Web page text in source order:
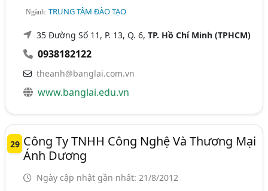
Ngành:TRUNG TÂM ĐÀO TẠO
35 Đường Số 11, P. 13, Q. 6,TP. Hồ Chí Minh (TPHCM)
0938182122
theanh@banglai.com.vn
www.banglai.edu.vn
29 Công Ty TNHH Công Nghệ Và Thương Mại
Ánh Dương
Ngày cập nhật gần nhất: 21/8/2012